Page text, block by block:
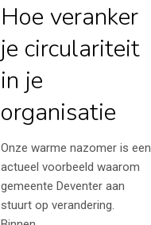
Hoe veranker
je circulariteit
in je
organisatie
Onze warme nazomer is een
actueel voorbeeld waarom
gemeente Deventer aan
stuurt op verandering.